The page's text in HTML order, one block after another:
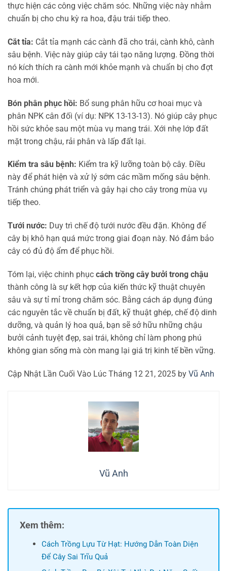
thực hiện các công việc chăm sóc. Những việc này nhằm
chuẩn bị cho chu kỳ ra hoa, đậu trái tiếp theo.
Cắt tỉa: Cắt tỉa mạnh các cành đã cho trái, cành khô, cành
sâu bệnh. Việc này giúp cây tái tạo năng lượng. Đồng thời
nó kích thích ra cành mới khỏe mạnh và chuẩn bị cho đợt
hoa mới.
Bón phân phục hồi: Bổ sung phân hữu cơ hoai mục và
phân NPK cân đối (ví dụ: NPK 13-13-13). Nó giúp cây phục
hồi sức khỏe sau một mùa vụ mang trái. Xới nhẹ lớp đất
mặt trong chậu, rải phân và lấp đất lại.
Kiểm tra sâu bệnh: Kiểm tra kỹ lưỡng toàn bộ cây. Điều
này để phát hiện và xử lý sớm các mầm mống sâu bệnh.
Tránh chúng phát triển và gây hại cho cây trong mùa vụ
tiếp theo.
Tưới nước: Duy trì chế độ tưới nước đều đặn. Không để
cây bị khô hạn quá mức trong giai đoạn này. Nó đảm bảo
cây có đủ độ ẩm để phục hồi.
Tóm lại, việc chinh phục cách trồng cây bưởi trong chậu
thành công là sự kết hợp của kiến thức kỹ thuật chuyên
sâu và sự tỉ mỉ trong chăm sóc. Bằng cách áp dụng đúng
các nguyên tắc về chuẩn bị đất, kỹ thuật ghép, chế độ dinh
dưỡng, và quản lý hoa quả, bạn sẽ sở hữu những chậu
bưởi cảnh tuyệt đẹp, sai trái, không chỉ làm phong phú
không gian sống mà còn mang lại giá trị kinh tế bền vững.
Cập Nhật Lần Cuối Vào Lúc Tháng 12 21, 2025 by Vũ Anh
Vũ Anh
Xem thêm:
Cách Trồng Lựu Từ Hạt: Hướng Dẫn Toàn Diện
Để Cây Sai Trĩu Quả